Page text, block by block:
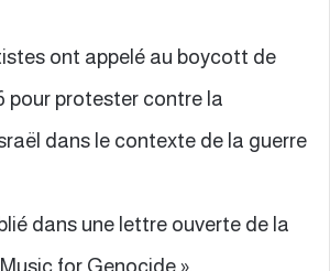
ont appelé au boycott de
pour protester contre la
dans le contexte de la guerre
dans une lettre ouverte de la
for Genocide ».